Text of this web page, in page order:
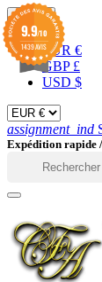
EUR 
EUR €
GBP £
USD $
assignment_ind
Expédition rapide /
9.9/10
1439 AVIS